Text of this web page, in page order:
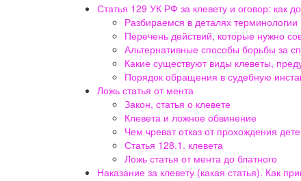
Статья 129 УК РФ за клевету и оговор: как
Разбираемся в деталях терминологии
Перечень действий, которые нужно
Альтернативные способы борьбы за
Какие существуют виды клеветы,
Порядок обращения в судебную
Ложь статья от мента
Закон, статья о клевете
Клевета и ложное обвинение
Чем чреват отказ от прохождения
Статья 128.1. клевета
Ложь статья от мента до блатного
Наказание за клевету (какая статья). Как